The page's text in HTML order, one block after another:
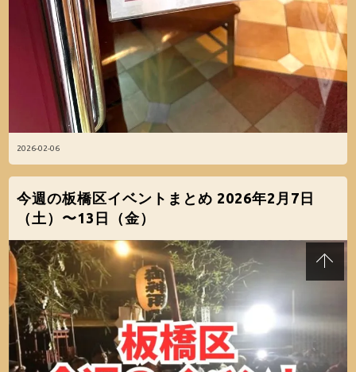
2026-02-06
今週の板橋区イベントまとめ 2026年2月7日
（土）〜13日（金）